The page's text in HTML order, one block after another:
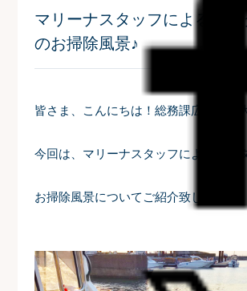
マリーナスタッフによるレン
のお掃除風景♪
皆さま、こんにちは！総務課広報室の
今回は、マリーナスタッフによるレン
お掃除風景についてご紹介致します✨